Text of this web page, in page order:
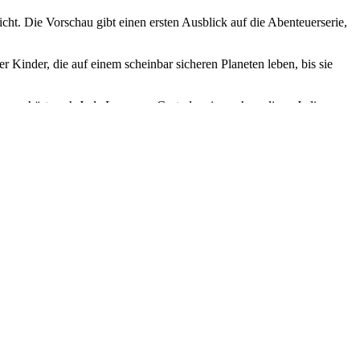
Die Vorschau gibt einen ersten Ausblick auf die Abenteuerserie,
die auf einem scheinbar sicheren Planeten leben, bis sie
auch Jude Law zum Cast, der einen ehemaligen Jedi names